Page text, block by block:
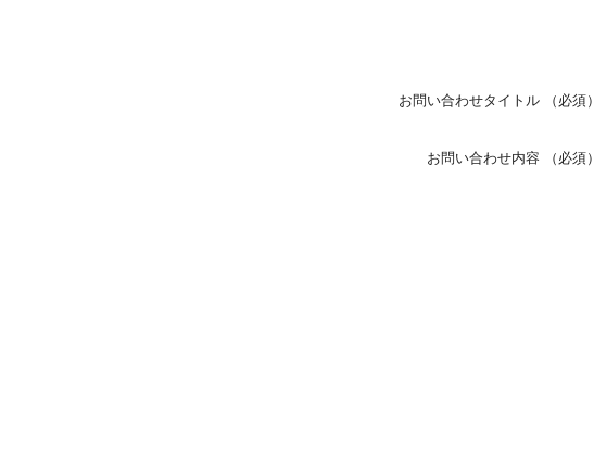
お問い合わせタイトル （必須）
お問い合わせ内容 （必須）